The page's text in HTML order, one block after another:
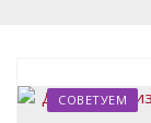
СОВЕТУЕМ